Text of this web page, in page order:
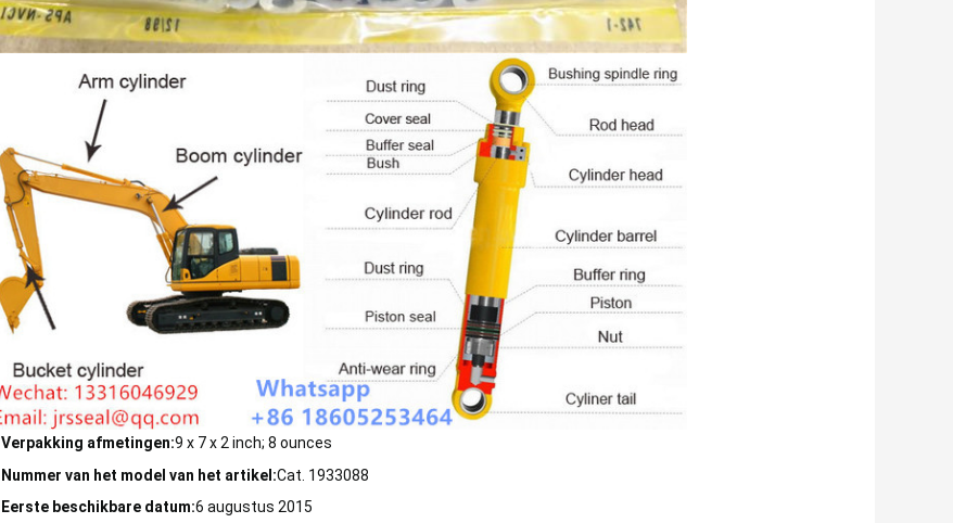
Verpakking afmetingen:9 x 7 x 2 inch; 8 ounces
Nummer van het model van het artikel:Cat. 1933088
Eerste beschikbare datum:6 augustus 2015